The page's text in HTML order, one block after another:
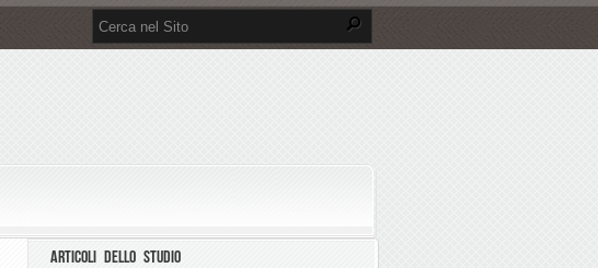
ARTICOLI DELLO STUDIO